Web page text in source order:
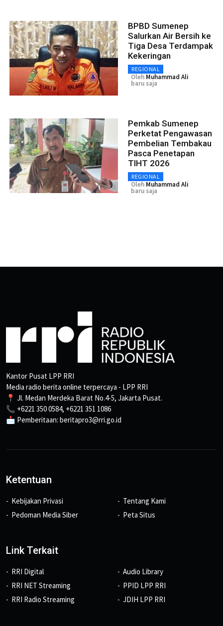
BPBD Sumenep
Salurkan Air Bersih ke
Tiga Desa Terdampak
Kekeringan
REGIONAL
Oleh Muhammad Ali
baru saja
Pemkab Sumenep
Perketat Pengawasan
Pembelian Tembakau
Pasca Penetapan
TIHT 2026
REGIONAL
Oleh Muhammad Ali
baru saja
Kantor Pusat LPP RRI
Media radio berita online terpercaya - LPP RRI
📍 Jl. Medan Merdeka Barat No.4-5, Jakarta Pusat.
📞 +6221 350 0584, +6221 351 1086
📩 Pemberitaan: beritapro3@rri.go.id
Ketentuan
Kebijakan Privasi
Pedoman Media Siber
Tentang Kami
Peta Situs
Link Terkait
RRI Digital
RRI NET Streaming
RRI Radio Streaming
Audio Library
PPID LPP RRI
JDIH LPP RRI